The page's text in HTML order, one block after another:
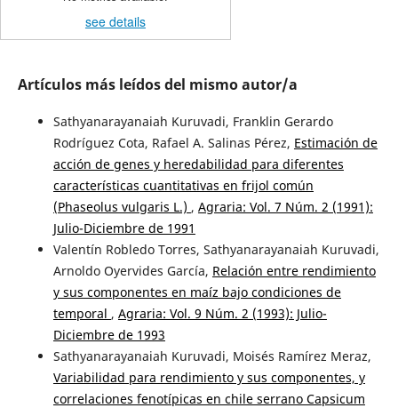
see details
Artículos más leídos del mismo autor/a
Sathyanarayanaiah Kuruvadi, Franklin Gerardo
Rodríguez Cota, Rafael A. Salinas Pérez, Estimación de
acción de genes y heredabilidad para diferentes
características cuantitativas en frijol común
(Phaseolus vulgaris L.) , Agraria: Vol. 7 Núm. 2 (1991):
Julio-Diciembre de 1991
Valentín Robledo Torres, Sathyanarayanaiah Kuruvadi,
Arnoldo Oyervides García, Relación entre rendimiento
y sus componentes en maíz bajo condiciones de
temporal , Agraria: Vol. 9 Núm. 2 (1993): Julio-
Diciembre de 1993
Sathyanarayanaiah Kuruvadi, Moisés Ramírez Meraz,
Variabilidad para rendimiento y sus componentes, y
correlaciones fenotípicas en chile serrano Capsicum